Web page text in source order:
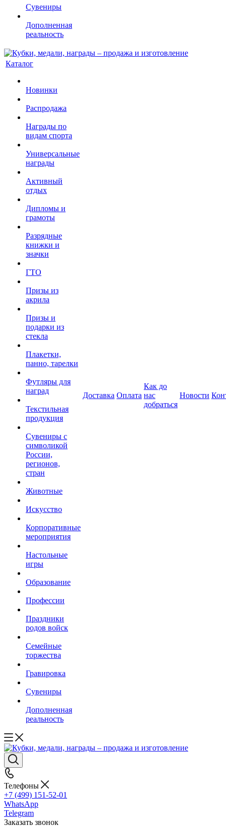
Сувениры
Дополненная
реальность
Каталог
Новинки
Распродажа
Награды по
видам спорта
Универсальные
награды
Активный
отдых
Дипломы и
грамоты
Разрядные
книжки и
значки
ГТО
Призы из
акрила
Призы и
подарки из
стекла
Плакетки,
панно, тарелки
Футляры для
наград
Текстильная
продукция
Сувениры с
символикой
России,
регионов,
стран
Животные
Искусство
Корпоративные
мероприятия
Настольные
игры
Образование
Профессии
Праздники
родов войск
Семейные
торжества
Гравировка
Сувениры
Дополненная
реальность
Доставка Оплата
Как до
нас
добраться
Новости
Телефоны
+7 (499) 151-52-01
WhatsApp
Telegram
Заказать звонок